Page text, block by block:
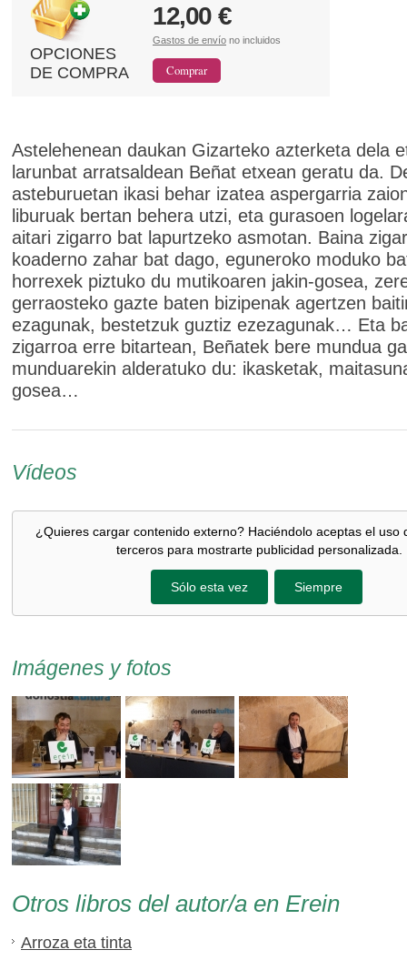
OPCIONES
DE COMPRA
12,00 €
Gastos de envío no incluidos
Astelehenean daukan Gizarteko azterketa dela
larunbat arratsaldean Beñat etxean geratu da.
asteburuetan ikasi behar izatea aspergarria
liburuak bertan behera utzi, eta gurasoen
aitari zigarro bat lapurtzeko asmotan. Baina
koaderno zahar bat dago, eguneroko moduko
horrexek piztuko du mutikoaren jakin-gosea,
gerraosteko gazte baten bizipenak agertzen
ezagunak, bestetzuk guztiz ezezagunak… Eta
zigarroa erre bitartean, Beñatek bere mundua
munduarekin alderatuko du: ikasketak,
gosea…
Vídeos
¿Quieres cargar contenido externo? Haciéndolo aceptas el uso
terceros para mostrarte publicidad personalizada.
Sólo esta vez Siempre
Imágenes y fotos
Otros libros del autor/a en Erein
Arroza eta tinta